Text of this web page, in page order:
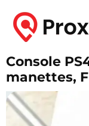
Console
manettes,